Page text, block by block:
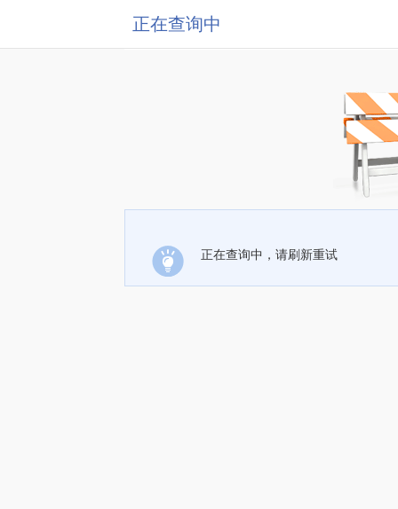
正在查询中
正在查询中，请刷新重试